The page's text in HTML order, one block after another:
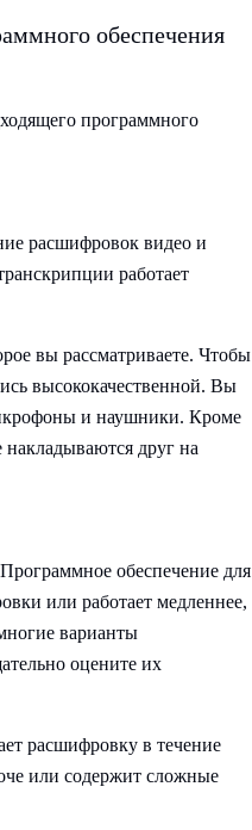
обеспечения
программного
расшифровок видео и
работает
вы рассматриваете. Чтобы
высококачественной. Вы
и наушники. Кроме
друг на
обеспечение для
или работает медленнее,
варианты
оцените их
расшифровку в течение
или содержит сложные